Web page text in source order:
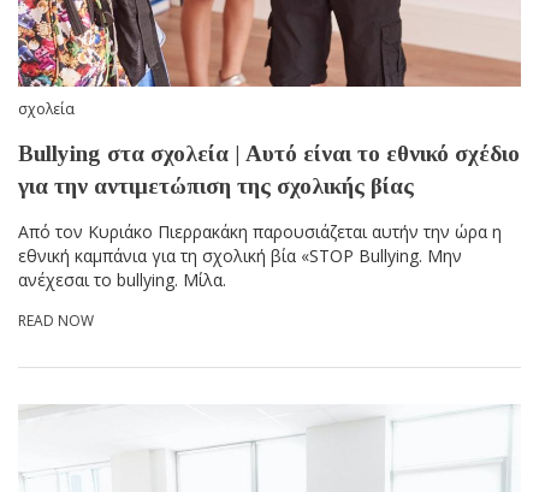
σχολεία
Bullying στα σχολεία | Αυτό είναι το εθνικό σχέδιο
για την αντιμετώπιση της σχολικής βίας
Από τον Κυριάκο Πιερρακάκη παρουσιάζεται αυτήν την ώρα η
εθνική καμπάνια για τη σχολική βία «STOP Bullying. Μην
ανέχεσαι το bullying. Μίλα.
READ NOW